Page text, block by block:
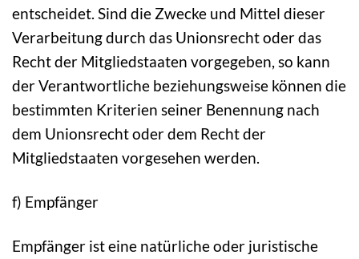
entscheidet. Sind die Zwecke und Mittel dieser
Verarbeitung durch das Unionsrecht oder das
Recht der Mitgliedstaaten vorgegeben, so kann
der Verantwortliche beziehungsweise können die
bestimmten Kriterien seiner Benennung nach
dem Unionsrecht oder dem Recht der
Mitgliedstaaten vorgesehen werden.
f) Empfänger
Empfänger ist eine natürliche oder juristische